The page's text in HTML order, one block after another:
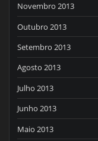
Novembro 2013
Outubro 2013
Setembro 2013
Agosto 2013
Julho 2013
Junho 2013
Maio 2013